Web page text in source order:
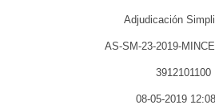
Adjudicación
AS-SM-23-2019-
3912101100
08-05-2019